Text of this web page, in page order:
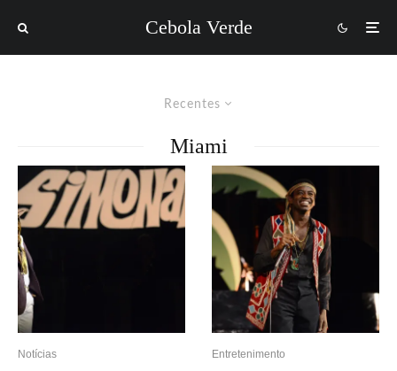
Cebola Verde
Recentes
Miami
Notícias Entretenimento